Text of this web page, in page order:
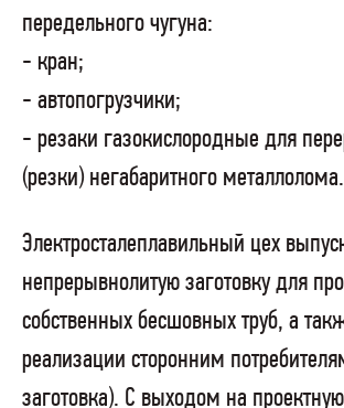
передельного чугуна:
- кран;
- автопогрузчики;
- резаки газокислородные для
(резки) негабаритного металлолома.
Электросталеплавильный цех
непрерывнолитую заготовку для
собственных бесшовных труб, а
реализации сторонним
заготовка). С выходом на